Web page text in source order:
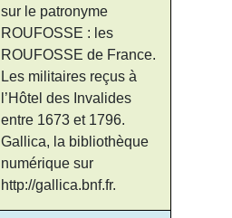
sur le patronyme
ROUFOSSE : les
ROUFOSSE de France.
Les militaires reçus à
l’Hôtel des Invalides
entre 1673 et 1796.
Gallica, la bibliothèque
numérique sur
http://gallica.bnf.fr.